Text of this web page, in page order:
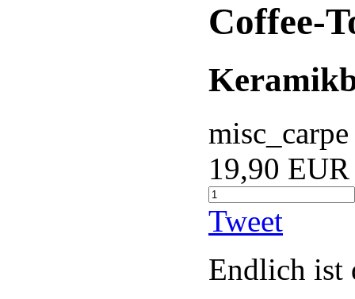
Coffee-
19,90 EUR
Tweet
Endlich ist